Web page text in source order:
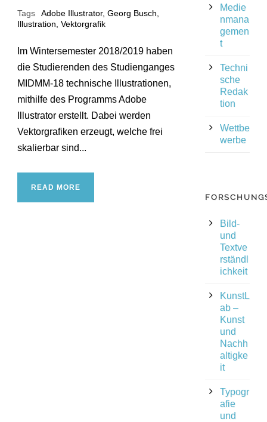
Tags Adobe Illustrator, Georg Busch
Illustration Vektorgrafik
Im Wintersemester 2018/2019 haben
die Studierenden des Studienganges
MIDMM-18 technische Illustrationen,
mithilfe des Programms Adobe
Illustrator erstellt. Dabei werden
Vektorgrafiken erzeugt, welche frei
skalierbar sind...
READ MORE
Medie
nmana
gemen
t
Techni
sche
Redak
tion
Wettbe
werbe
Bild-
und
Textve
rständl
ichkeit
KunstL
ab –
Kunst
und
Nachh
altigke
it
Typogr
afie
und